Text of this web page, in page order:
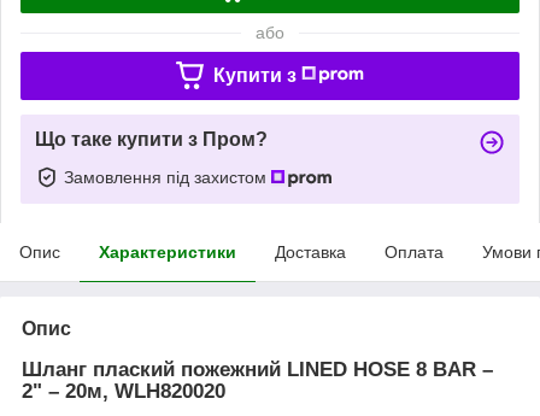
або
Купити з
Що таке купити з Пром?
Замовлення під захистом
Опис Характеристики Доставка Оплата Умови
Опис
Шланг плаский пожежний LINED HOSE 8 BAR –
2" – 20м, WLH820020